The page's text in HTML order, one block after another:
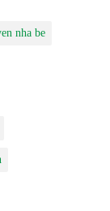
nha be